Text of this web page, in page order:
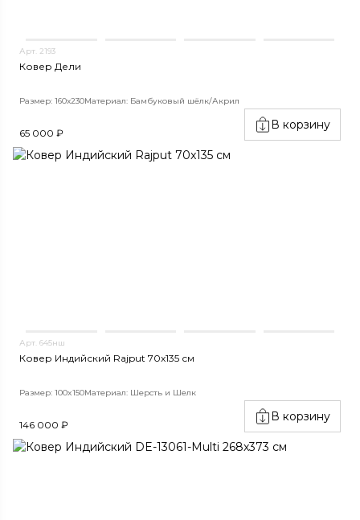
Арт. 2193
Ковер Дели
Размер: 160х230Материал: Бамбуковый шёлк/Акрил
65 000 ₽
В корзину
Арт. 645нш
Ковер Индийский Rajput 70x135 см
Размер: 100x150Материал: Шерсть и Шелк
146 000 ₽
В корзину